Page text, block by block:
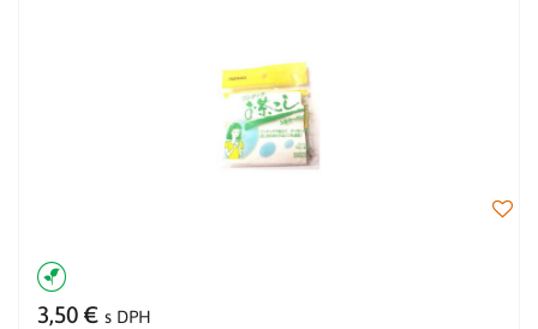
3,50 € s DPH